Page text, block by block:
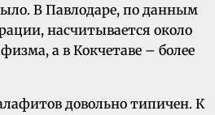
В Павлодаре, по данным
насчитывается около
а в Кокчетаве – более
довольно типичен. К